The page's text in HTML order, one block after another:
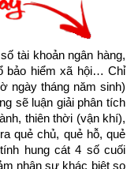
ky-nang-song/link-
hoặc liên hệ Zalo:
hồng cho Hoa Hồng
tập 4” của nhà xuất
tài khoản ngân hàng,
bảo hiểm xã hội… Chỉ
ngày tháng năm sinh)
sẽ luận giải phân tích
thiên thời (vận khí),
quẻ chủ, quẻ hỗ, quẻ
hung cát 4 số cuối
nhận sự khác biệt so